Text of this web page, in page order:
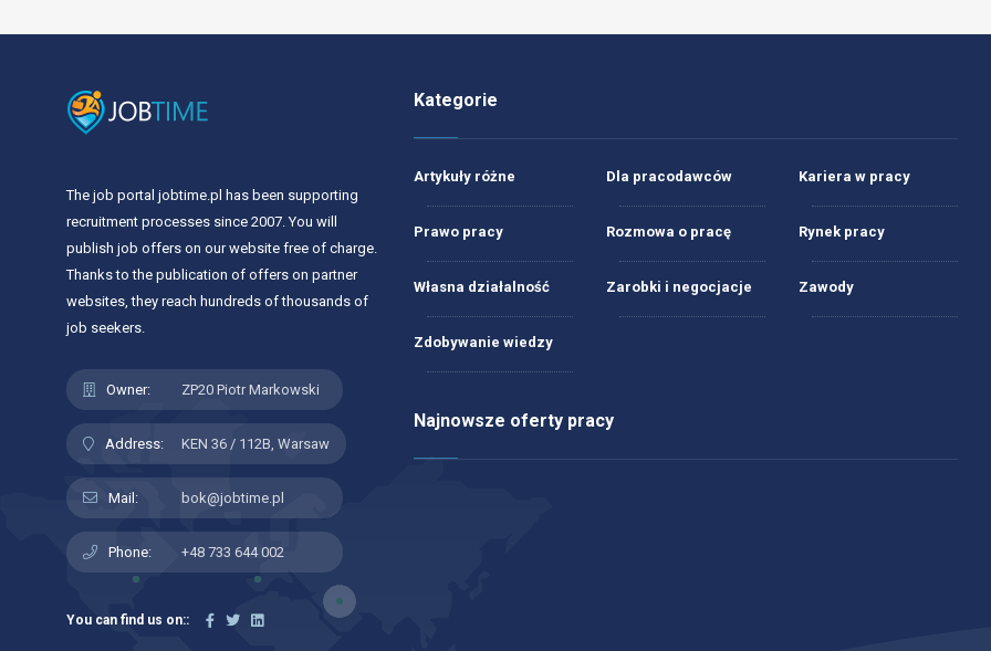
The job portal jobtime.pl has been supporting
recruitment processes since 2007. You will
publish job offers on our website free of charge.
Thanks to the publication of offers on partner
websites, they reach hundreds of thousands of
job seekers.
Owner: ZP20 Piotr Markowski
Address: KEN 36 / 112B, Warsaw
Mail: bok@jobtime.pl
Phone: +48 733 644 002
You can find us on::
Kategorie
Artykuły różne Dla pracodawców Kariera w pracy
Prawo pracy Rozmowa o pracę Rynek pracy
Własna działalność Zarobki i negocjacje Zawody
Zdobywanie wiedzy
Najnowsze oferty pracy